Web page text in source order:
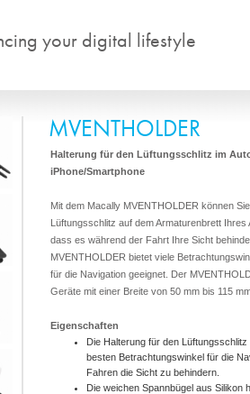
your digital lifestyle
MVENTHOLDER
Halterung für den Lüftungsschlitz im
iPhone/Smartphone
Mit dem Macally MVENTHOLDER können
Lüftungsschlitz auf dem Armaturenbrett Ihres
dass es während der Fahrt Ihre Sicht
MVENTHOLDER bietet viele
für die Navigation geeignet. Der
Geräte mit einer Breite von 50 mm bis 115
Eigenschaften
Die Halterung für den Lüftungsschlitz
besten Betrachtungswinkel für die
Fahren die Sicht zu behindern.
Die weichen Spannbügel aus Silikon